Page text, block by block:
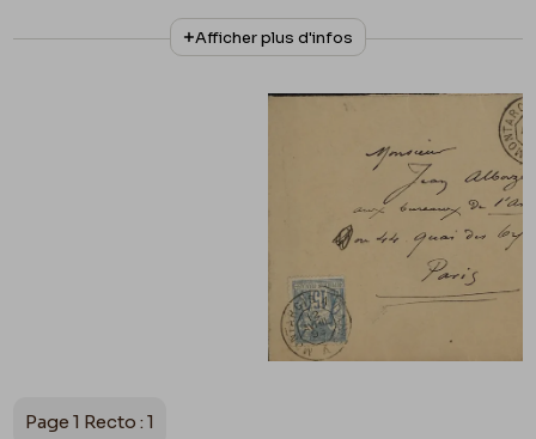
N° d'inventaire
35909
Collationnage
Scan
France, Paris, Ancienne collection du Musée
Afficher plus d'infos
Page 1 Recto : 1